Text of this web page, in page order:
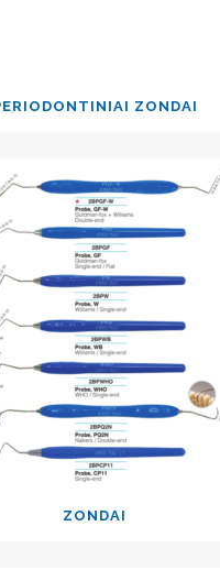
ZONDAI
ZONDAI